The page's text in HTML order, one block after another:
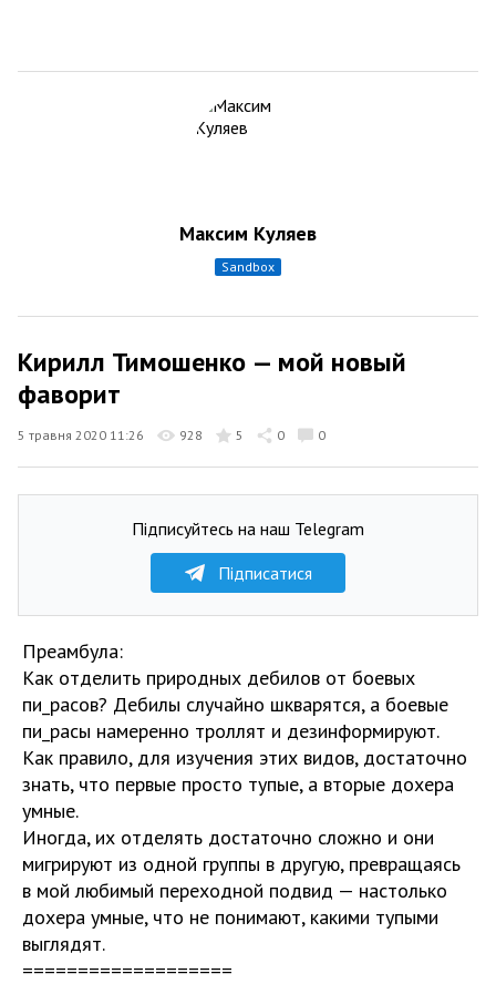
Максим Куляев
sandbox
Кирилл Тимошенко — мой новый
фаворит
5 травня 2020 11:26 928 5 0 0
Підписуйтесь на наш Telegram
Підписатися
Преамбула:
Как отделить природных дебилов от боевых
пи_расов? Дебилы случайно шкварятся, а боевые
пи_расы намеренно троллят и дезинформируют.
Как правило, для изучения этих видов, достаточно
знать, что первые просто тупые, а вторые дохера
умные.
Иногда, их отделять достаточно сложно и они
мигрируют из одной группы в другую, превращаясь
в мой любимый переходной подвид — настолько
дохера умные, что не понимают, какими тупыми
выглядят.
===================